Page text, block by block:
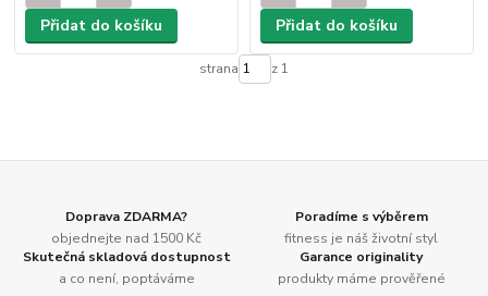
Přidat do košíku Přidat do košíku
strana z 1
Doprava ZDARMA?
objednejte nad 1500 Kč
Poradíme s výběrem
fitness je náš životní styl
Skutečná skladová dostupnost
a co není, poptáváme
Garance originality
produkty máme prověřené